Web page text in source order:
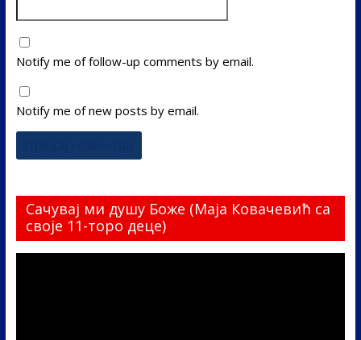
Notify me of follow-up comments by email.
Notify me of new posts by email.
Сачувај ми душу Боже (Маја Ковачевић са
своје 11-торо деце)